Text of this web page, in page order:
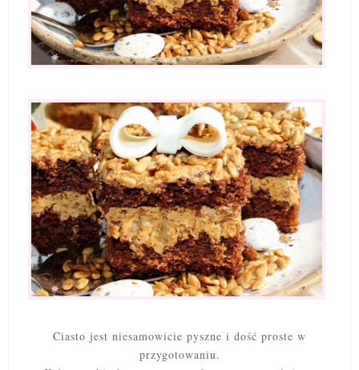
Ciasto jest niesamowicie pyszne i dość proste w
przygotowaniu.